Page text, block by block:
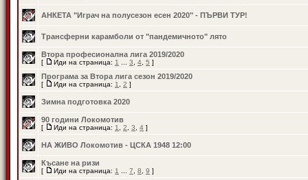
АНКЕТА "Играч на полусезон есен 2020" - ПЪРВИ ТУР!
Трансферни карамболи от "пандемичното" лято
Втора професионална лига 2019/2020
[ Иди на страница: 1 3 4 5 ]
Програма за Втора лига сезон 2019/2020
[ Иди на страница: 1 2 ]
Зимна подготовка 2020
90 години Локомотив
[ Иди на страница: 1 2 3 4 ]
НА ЖИВО Локомотив - ЦСКА 1948 12:00
Късане на ризи
[ Иди на страница: 1 7 8 9 ]